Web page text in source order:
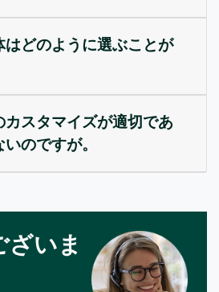
はどのように選ぶことが
スタマイズが適切であ
のですが。
ざいま